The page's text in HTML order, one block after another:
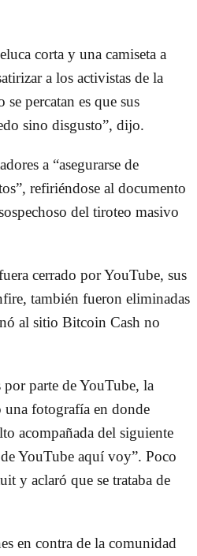
corta y una camiseta a
a los activistas de la
percatan es que sus
sino disgusto”, dijo.
a “asegurarse de
refiriéndose al documento
del tiroteo masivo
cerrado por YouTube, sus
también fueron eliminadas
al sitio Bitcoin Cash no
por parte de YouTube, la
una fotografía en donde
acompañada del siguiente
YouTube aquí voy”. Poco
y aclaró que se trataba de
en contra de la comunidad